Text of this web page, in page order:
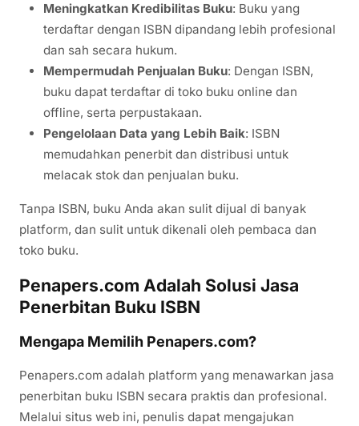
Meningkatkan Kredibilitas Buku: Buku yang
terdaftar dengan ISBN dipandang lebih profesional
dan sah secara hukum.
Mempermudah Penjualan Buku: Dengan ISBN,
buku dapat terdaftar di toko buku online dan
offline, serta perpustakaan.
Pengelolaan Data yang Lebih Baik: ISBN
memudahkan penerbit dan distribusi untuk
melacak stok dan penjualan buku.
Tanpa ISBN, buku Anda akan sulit dijual di banyak
platform, dan sulit untuk dikenali oleh pembaca dan
toko buku.
Penapers.com Adalah Solusi Jasa
Penerbitan Buku ISBN
Mengapa Memilih Penapers.com?
Penapers.com adalah platform yang menawarkan jasa
penerbitan buku ISBN secara praktis dan profesional.
Melalui situs web ini, penulis dapat mengajukan